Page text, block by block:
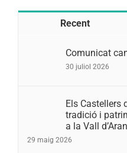
Recent
Comunicat
30 juliol 2026
Els Castellers
tradició i
a la Vall
29 maig 2026